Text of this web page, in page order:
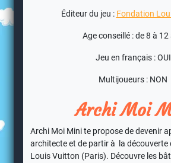
Éditeur du jeu : Fondation
Age conseillé : de 8 à 12
Jeu en français : OUI
Multijoueurs : NON
Archi Moi
Archi Moi Mini te propose de devenir
architecte et de partir à la découverte
Louis Vuitton (Paris). Découvre les